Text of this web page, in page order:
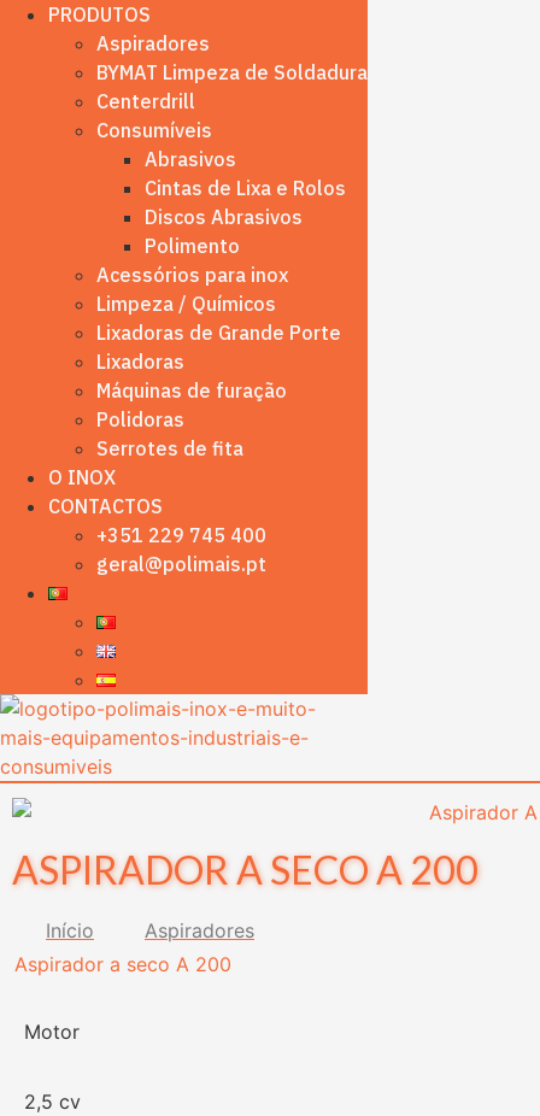
PRODUTOS
Aspiradores
BYMAT Limpeza de Soldadura
Centerdrill
Consumíveis
Abrasivos
Cintas de Lixa e Rolos
Discos Abrasivos
Polimento
Acessórios para inox
Limpeza / Químicos
Lixadoras de Grande Porte
Lixadoras
Máquinas de furação
Polidoras
Serrotes de fita
O INOX
CONTACTOS
+351 229 745 400
geral@polimais.pt
ASPIRADOR A SECO A 200
Início
Aspiradores
Aspirador a seco A 200
Motor
2,5 cv